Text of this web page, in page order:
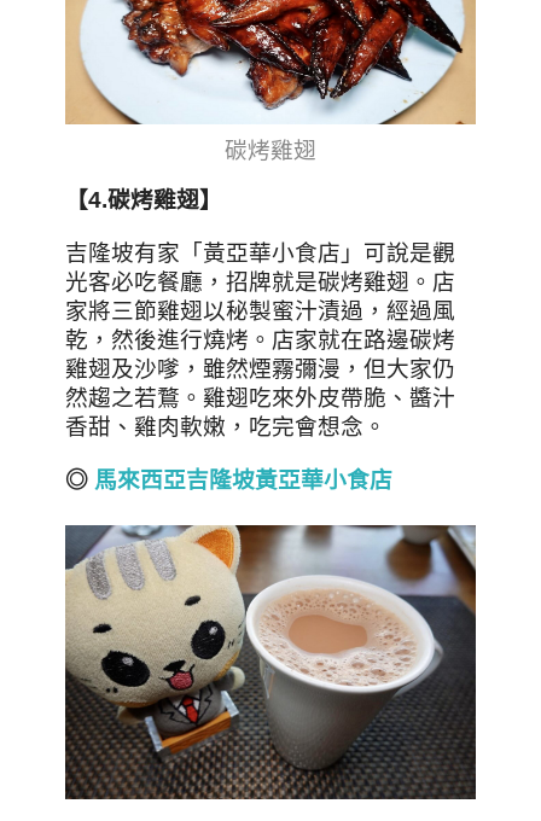
碳烤雞翅
【4.碳烤雞翅】
吉隆坡有家「黃亞華小食店」可說是觀
光客必吃餐廳，招牌就是碳烤雞翅。店
家將三節雞翅以秘製蜜汁漬過，經過風
乾，然後進行燒烤。店家就在路邊碳烤
雞翅及沙嗲，雖然煙霧彌漫，但大家仍
然趨之若鶩。雞翅吃來外皮帶脆、醬汁
香甜、雞肉軟嫩，吃完會想念。
◎ 馬來西亞吉隆坡黃亞華小食店